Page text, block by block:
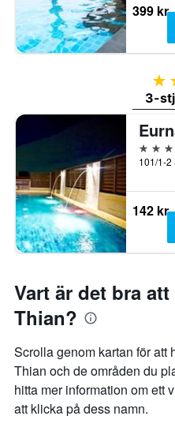
399 kr
3-
3
142 kr
Vart är det bra
Thian?
Scrolla genom kartan för att
Thian och de områden du
hitta mer information om ett
att klicka på dess namn.